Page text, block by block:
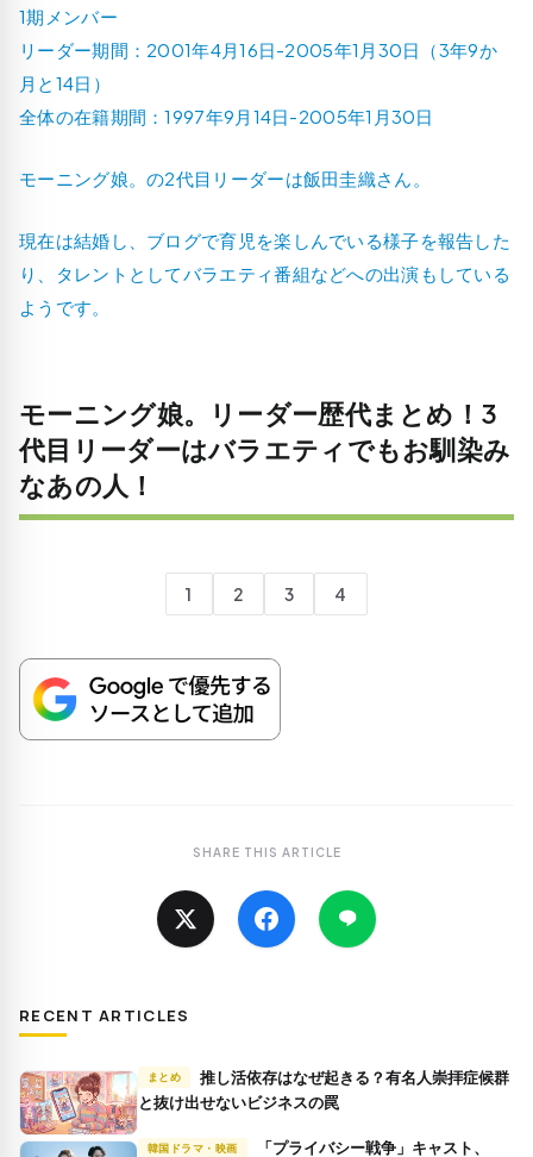
1期メンバー
リーダー期間：2001年4月16日-2005年1月30日（3年9か
月と14日）
全体の在籍期間：1997年9月14日-2005年1月30日
モーニング娘。の2代目リーダーは飯田圭織さん。
現在は結婚し、ブログで育児を楽しんでいる様子を報告した
り、タレントとしてバラエティ番組などへの出演もしている
ようです。
モーニング娘。リーダー歴代まとめ！3
代目リーダーはバラエティでもお馴染み
なあの人！
1 2 3 4
SHARE THIS ARTICLE
RECENT ARTICLES
まとめ
推し活依存はなぜ起きる？有名人崇拝症候群
と抜け出せないビジネスの罠
韓国ドラマ・映画